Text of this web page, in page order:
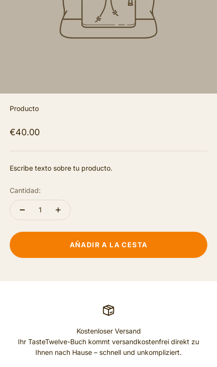
Producto
€40.00
Escribe texto sobre tu producto.
Cantidad:
AÑADIR A LA CESTA
Kostenloser Versand
Ihr TasteTwelve-Buch kommt versandkostenfrei direkt zu
Ihnen nach Hause – schnell und unkompliziert.